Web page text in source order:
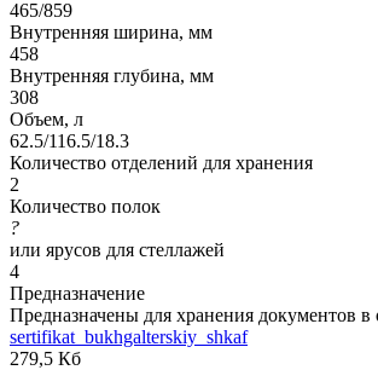
465/859
Внутренняя ширина, мм
458
Внутренняя глубина, мм
308
Объем, л
62.5/116.5/18.3
Количество отделений для хранения
2
Количество полок
?
или ярусов для стеллажей
4
Предназначение
Предназначены для хранения документов в
sertifikat_bukhgalterskiy_shkaf
279,5 Кб